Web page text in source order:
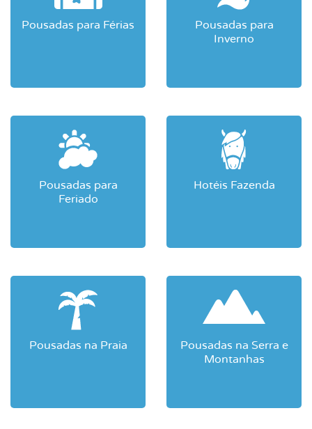
Pousadas para Férias
Pousadas para
Inverno
Pousadas para
Feriado
Hotéis Fazenda
Pousadas na Praia
Pousadas na Serra e
Montanhas